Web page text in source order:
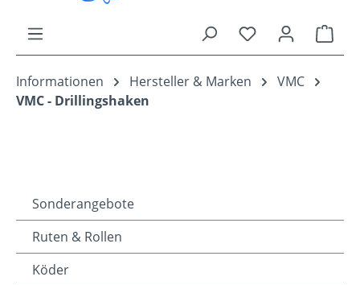
Du hast 0
Informationen Hersteller & Marken
VMC
VMC - Drillingshaken
Sonderangebote
Ruten & Rollen
Köder